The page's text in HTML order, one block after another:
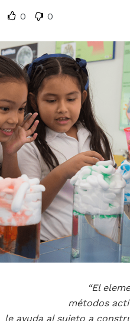
0 0
“El
métodos
le ayuda al sujeto a